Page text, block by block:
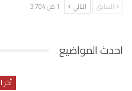
السابق التالي 1 من 3٬704
احدث المواضيع
أخر